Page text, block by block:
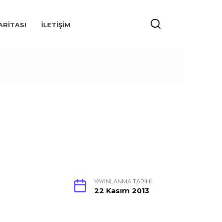
İLETIŞIM
YAYINLANMA TARIHI
22 Kasım 2013